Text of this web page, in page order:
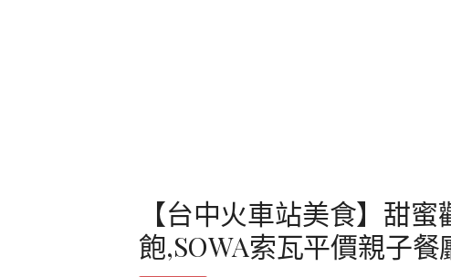
【台中火車站美食】甜
飽,SOWA索瓦平價親子餐